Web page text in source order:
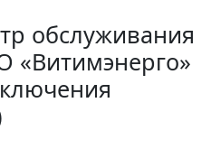
обслуживания
«Витимэнерго»